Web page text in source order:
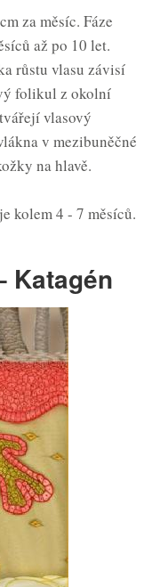
za měsíc. Fáze
až po 10 let.
růstu vlasu závisí
folikul z okolní
vlasový
v mezibuněčné
na hlavě.
kolem 4 - 7 měsíců.
Katagén